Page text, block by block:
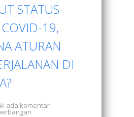
STATUS
19,
ATURAN
DI
ada komentar